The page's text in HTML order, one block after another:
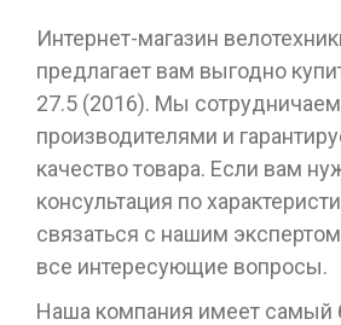
Интернет-магазин
предлагает вам выгодно
27.5 (2016). Мы
производителями и
качество товара. Если вам
консультация по
связаться с нашим
все интересующие вопросы.
Наша компания имеет самый